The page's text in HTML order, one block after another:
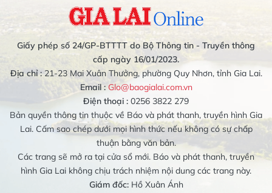
Giấy phép số 24/GP-BTTTT do Bộ Thông tin - Truyền thông
cấp ngày 16/01/2023.
Địa chỉ :21-23 Mai Xuân Thưởng, phường Quy Nhơn, tỉnh Gia Lai.
Email : Glo@baogialai.com.vn
Điện thoại : 0256 3822 279
Bản quyền thông tin thuộc về Báo và phát thanh, truyền hình Gia
Lai. Cấm sao chép dưới mọi hình thức nếu không có sự chấp
thuận bằng văn bản.
Các trang sẽ mở ra tại cửa sổ mới. Báo và phát thanh, truyền
hình Gia Lai không chịu trách nhiệm nội dung các trang này.
Giám đốc:Hồ Xuân Ánh